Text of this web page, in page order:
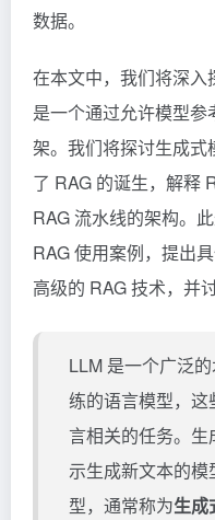
数据。
在本文中，我们将深入
是一个通过允许模型
架。我们将探讨生成
了 RAG 的诞生，解释
RAG 流水线的架构。
RAG 使用案例，提出
高级的 RAG 技术，并
LLM 是一个广泛
练的语言模型，
言相关的任务。
示生成新文本的
型，通常称为生成